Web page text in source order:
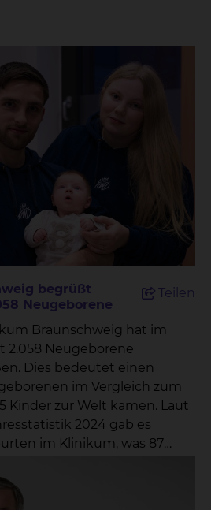
begrüßt
Neugeborene
Teilen
Braunschweig hat im
2.058 Neugeborene
im Vergleich zum
zur Welt kamen. Laut
2024 gab es
im Klinikum, was 87
im Klinikum Braunschweig